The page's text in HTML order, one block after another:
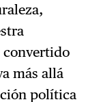
convertido
más allá
política